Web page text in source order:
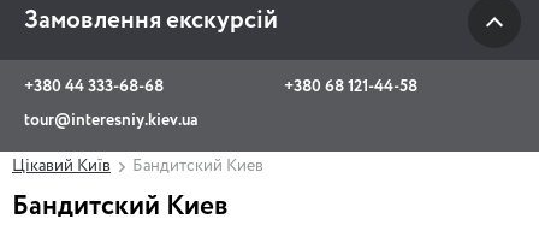
Замовлення екскурсій
+380 44 333-68-68
+380 68 121-44-58
tour@interesniy.kiev.ua
Viber WhatsApp
Цікавий Київ Бандитский Киев
Бандитский Киев